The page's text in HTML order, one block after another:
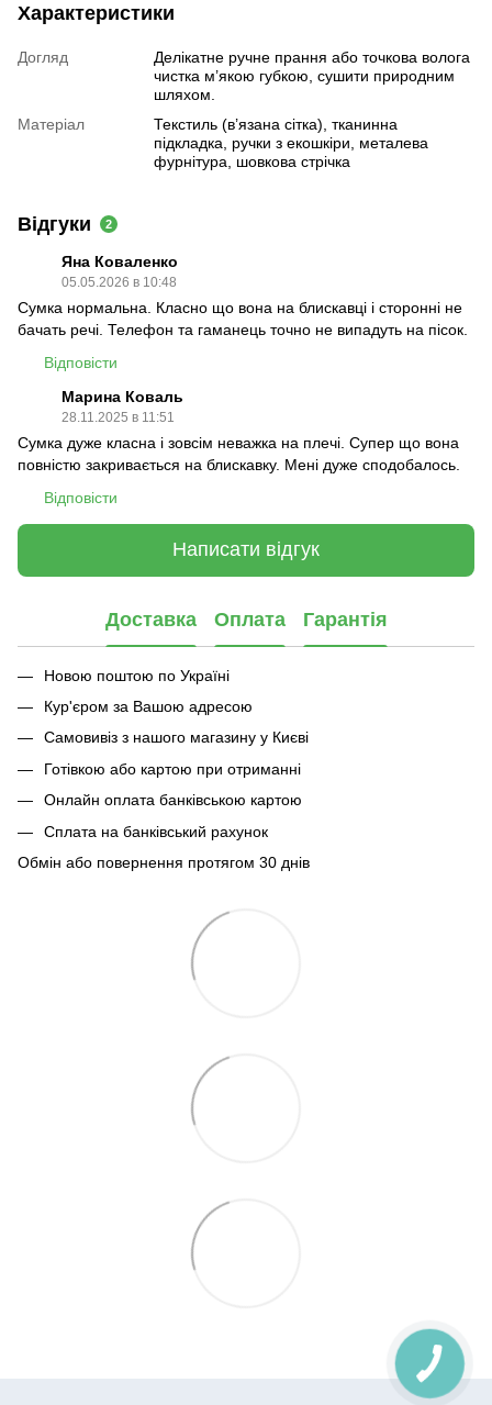
Характеристики
Догляд
Делікатне ручне прання або точкова волога
чистка м’якою губкою, сушити природним
шляхом.
Матеріал
Текстиль (в’язана сітка), тканинна
підкладка, ручки з екошкіри, металева
фурнітура, шовкова стрічка
Відгуки 2
Яна Коваленко
05.05.2026 в 10:48
Сумка нормальна. Класно що вона на блискавці і сторонні не
бачать речі. Телефон та гаманець точно не випадуть на пісок.
Відповісти
Марина Коваль
28.11.2025 в 11:51
Сумка дуже класна і зовсім неважка на плечі. Супер що вона
повністю закривається на блискавку. Мені дуже сподобалось.
Відповісти
Написати відгук
Доставка Оплата Гарантія
Новою поштою по Україні
Кур'єром за Вашою адресою
Самовивіз з нашого магазину у Києві
Готівкою або картою при отриманні
Онлайн оплата банківською картою
Сплата на банківський рахунок
Обмін або повернення протягом 30 днів